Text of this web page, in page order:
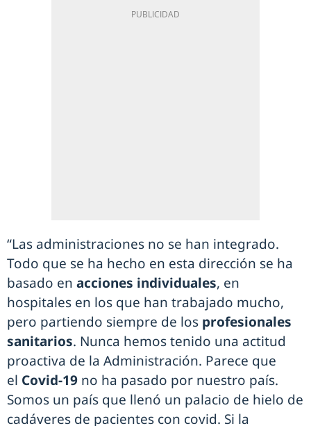
“Las administraciones no se han integrado.
Todo que se ha hecho en esta dirección se ha
basado en acciones individuales, en
hospitales en los que han trabajado mucho,
pero partiendo siempre de los profesionales
sanitarios. Nunca hemos tenido una actitud
proactiva de la Administración. Parece que
el Covid-19 no ha pasado por nuestro país.
Somos un país que llenó un palacio de hielo de
cadáveres de pacientes con covid. Si la